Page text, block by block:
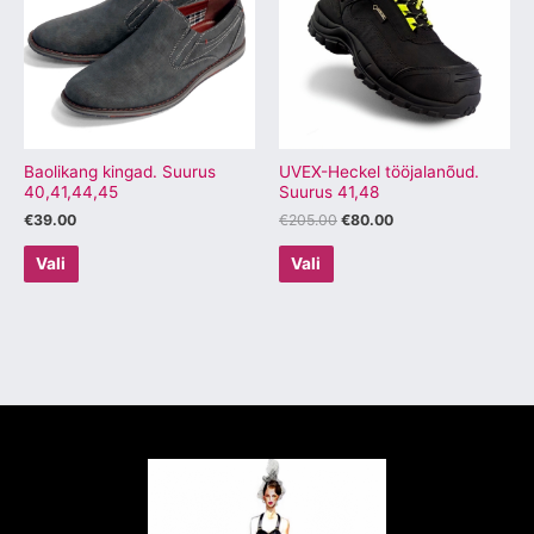
Baolikang kingad. Suurus
40,41,44,45
€39.00
Vali
mitu
varianti.
Valikuid
saab
tootelehel.
UVEX-Heckel tööjalanõud.
Suurus 41,48
€205.00 €80.00
Vali
mitu
varianti.
Valikuid
saab
tootelehel.